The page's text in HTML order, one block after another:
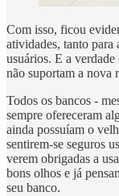
Com isso, ficou
atividades, tanto para
usuários. E a verdade
não suportam a nova
Todos os bancos -
sempre ofereceram
ainda possuíam o
sentirem-se seguros
verem obrigadas a
bons olhos e já
seu banco.